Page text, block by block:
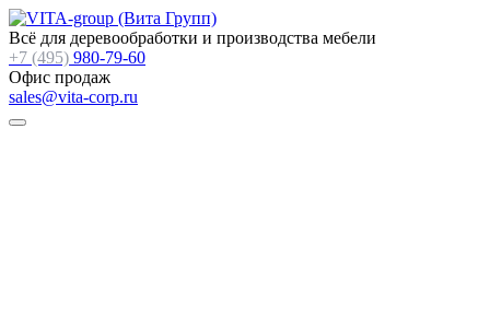
Всё для деревообработки и производства мебели
+7 (495) 980-79-60
Офис продаж
sales@vita-corp.ru